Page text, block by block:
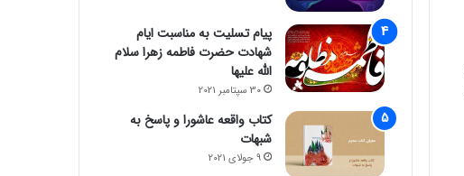
پیام تسلیت به مناسبت ایام
شهادت حضرت فاطمه زهرا سلام
الله علیها
30 سپتامبر 2021
کتاب واقعه عاشورا و پاسخ به
شبهات
9 جولای 2021